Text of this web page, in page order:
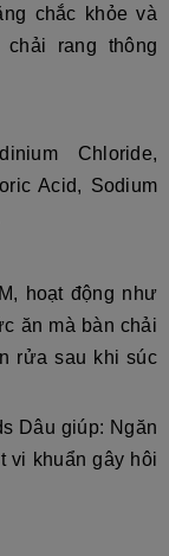
chắc khỏe và
rang thông
Chloride,
Acid, Sodium
hoạt động như
ăn mà bàn chải
rửa sau khi súc
Dâu giúp: Ngăn
vi khuẩn gây hôi